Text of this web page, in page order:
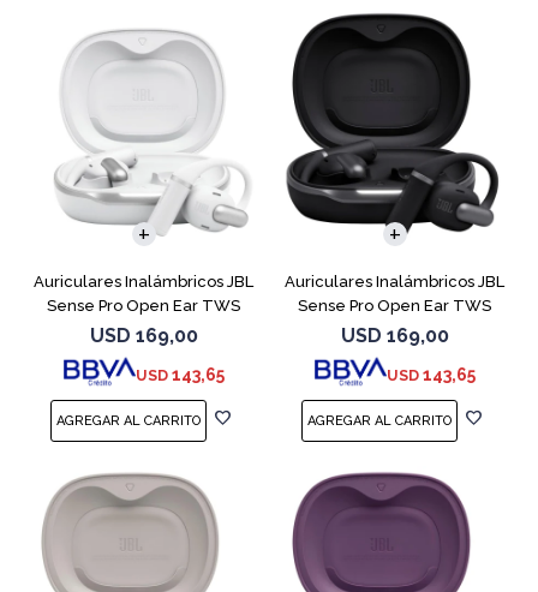
Auriculares Inalámbricos JBL
Sense Pro Open Ear TWS
Blanco
USD 169,00
USD 143,65
Auriculares Inalámbricos JBL
Sense Pro Open Ear TWS
Negro
USD 169,00
USD 143,65